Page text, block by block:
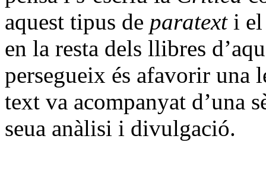
aquest tipus de paratext i
en la resta dels llibres
persegueix és afavorir una
text va acompanyat d’una
seua anàlisi i divulgació.